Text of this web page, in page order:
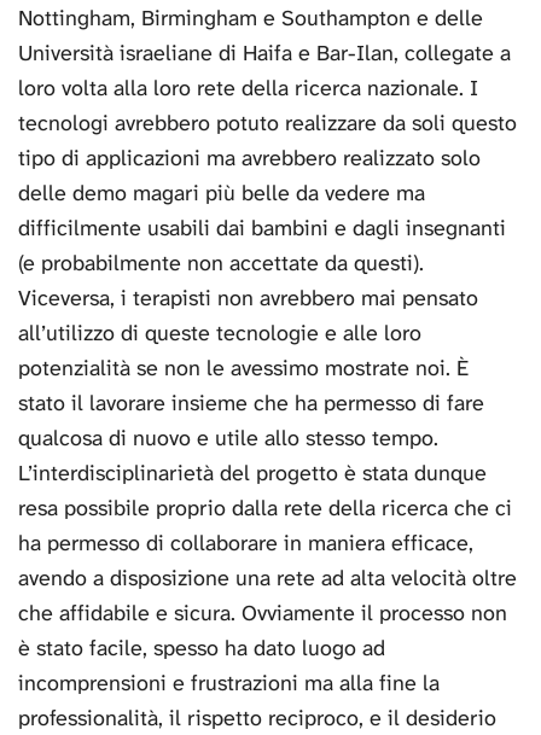
Nottingham, Birmingham e Southampton e delle
Università israeliane di Haifa e Bar-Ilan, collegate a
loro volta alla loro rete della ricerca nazionale. I
tecnologi avrebbero potuto realizzare da soli questo
tipo di applicazioni ma avrebbero realizzato solo
delle demo magari più belle da vedere ma
difficilmente usabili dai bambini e dagli insegnanti
(e probabilmente non accettate da questi).
Viceversa, i terapisti non avrebbero mai pensato
all’utilizzo di queste tecnologie e alle loro
potenzialità se non le avessimo mostrate noi. È
stato il lavorare insieme che ha permesso di fare
qualcosa di nuovo e utile allo stesso tempo.
L’interdisciplinarietà del progetto è stata dunque
resa possibile proprio dalla rete della ricerca che ci
ha permesso di collaborare in maniera efficace,
avendo a disposizione una rete ad alta velocità oltre
che affidabile e sicura. Ovviamente il processo non
è stato facile, spesso ha dato luogo ad
incomprensioni e frustrazioni ma alla fine la
professionalità, il rispetto reciproco, e il desiderio